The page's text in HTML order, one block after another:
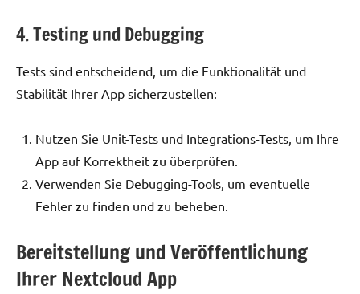
4. Testing und Debugging
Tests sind entscheidend, um die Funktionalität und
Stabilität Ihrer App sicherzustellen:
Nutzen Sie Unit-Tests und Integrations-Tests, um Ihre
App auf Korrektheit zu überprüfen.
Verwenden Sie Debugging-Tools, um eventuelle
Fehler zu finden und zu beheben.
Bereitstellung und Veröffentlichung
Ihrer Nextcloud App